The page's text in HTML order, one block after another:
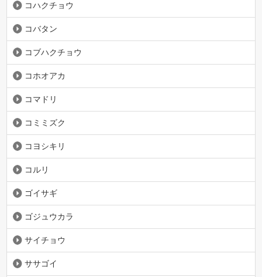
コハクチョウ
コバタン
コブハクチョウ
コホオアカ
コマドリ
コミミズク
コヨシキリ
コルリ
ゴイサギ
ゴジュウカラ
サイチョウ
ササゴイ